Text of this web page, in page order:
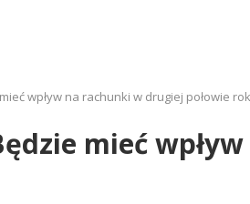
wpływ na rachunki w drugiej połowie
mieć